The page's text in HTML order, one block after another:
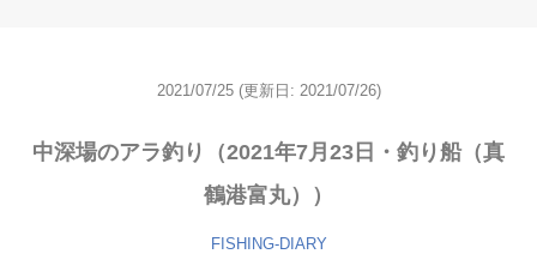
2021/07/25 (更新日: 2021/07/26)
中深場のアラ釣り（2021年7月23日・釣り船（真
鶴港富丸））
FISHING-DIARY